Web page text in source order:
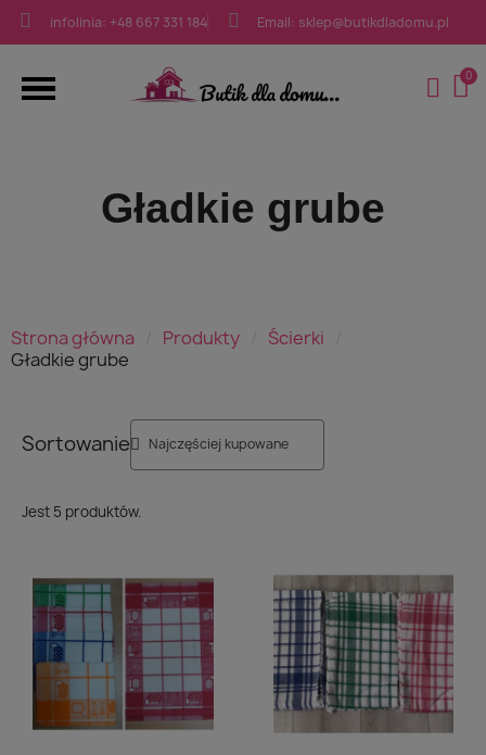
infolinia: +48 667 331 184 Email: sklep@butikdladomu.pl
Gładkie grube
Strona główna Produkty
Ścierki
Gładkie grube
Jest 5 produktów.
Sortowanie